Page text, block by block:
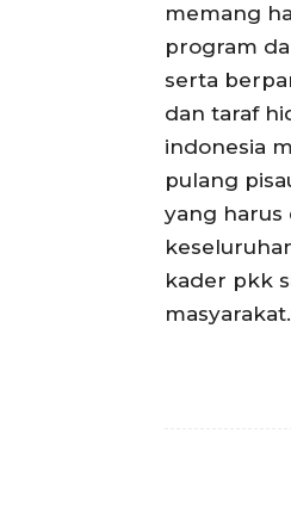
memang
program
serta
dan taraf
indonesia
pulang
yang harus
kader pkk